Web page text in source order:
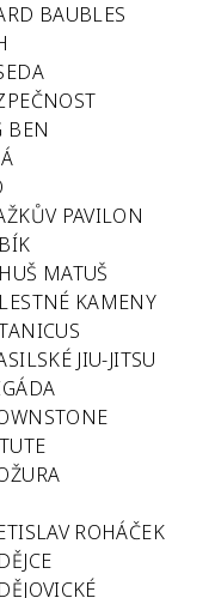
BAUBLES
BEN
PAVILON
MATUŠ
KAMENY
JIU-JITSU
ROHÁČEK